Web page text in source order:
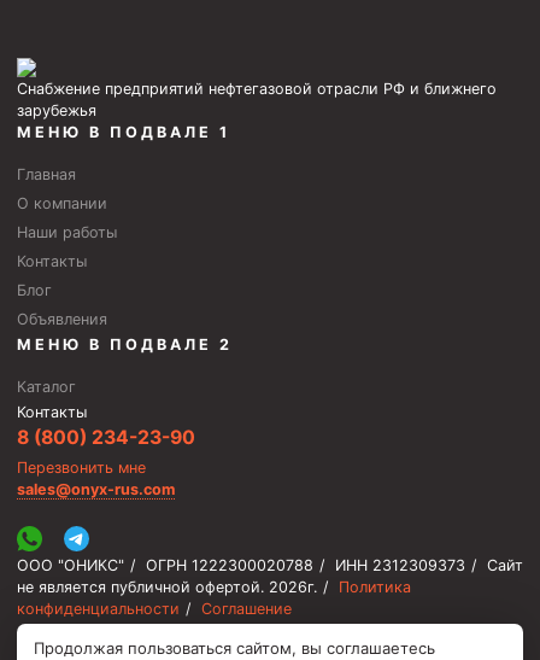
Ерши механические
Скреперы механические
Штанголовки
Удочки ловильные
Труболовки
Обурочный комплекс ОК
Фрезеры торцевые с фрезерующей воронкой и с
заводным зубом
Магнитные ловители
Фрезеры арбузообразные
Фрезеры стартово-оконные
Печати свинцовые
Калибраторы расширители
Фрезеры Барракуда
Снабжение предприятий нефтегазовой отрасли РФ и ближнего
зарубежья
МЕНЮ В ПОДВАЛЕ 1
Главная
О компании
Наши работы
Контакты
Блог
Объявления
МЕНЮ В ПОДВАЛЕ 2
Каталог
Контакты
8 (800) 234-23-90
Перезвонить мне
sales@onyx-rus.com
ООО "ОНИКС" / ОГРН 1222300020788 / ИНН 2312309373 / Сайт
не является публичной офертой. 2026г. /
Политика
конфиденциальности / Соглашение
Продолжая пользоваться сайтом, вы соглашаетесь